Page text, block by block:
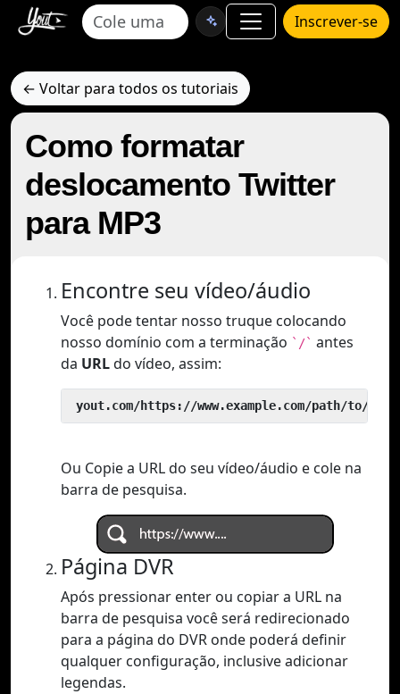
Inscrever-se
← Voltar para todos os tutoriais
Como formatar
deslocamento Twitter
para MP3
Encontre seu vídeo/áudio
Você pode tentar nosso truque colocando
nosso domínio com a terminação `/` antes
da URLdo vídeo, assim:
yout.com/https://www.example.com/path/to/
Ou Copie a URL do seu vídeo/áudio e cole na
barra de pesquisa.
Página DVR
Após pressionar enter ou copiar a URL na
barra de pesquisa você será redirecionado
para a página do DVR onde poderá definir
qualquer configuração, inclusive adicionar
legendas.